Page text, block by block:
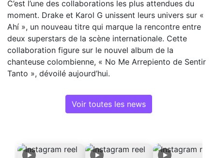
C’est l’une des collaborations les plus attendues du
moment. Drake et Karol G unissent leurs univers sur «
Ahí », un nouveau titre qui marque la rencontre entre
deux superstars de la scène internationale. Cette
collaboration figure sur le nouvel album de la
chanteuse colombienne, « No Me Arrepiento de Sentir
Tanto », dévoilé aujourd’hui.
Voir toutes les news